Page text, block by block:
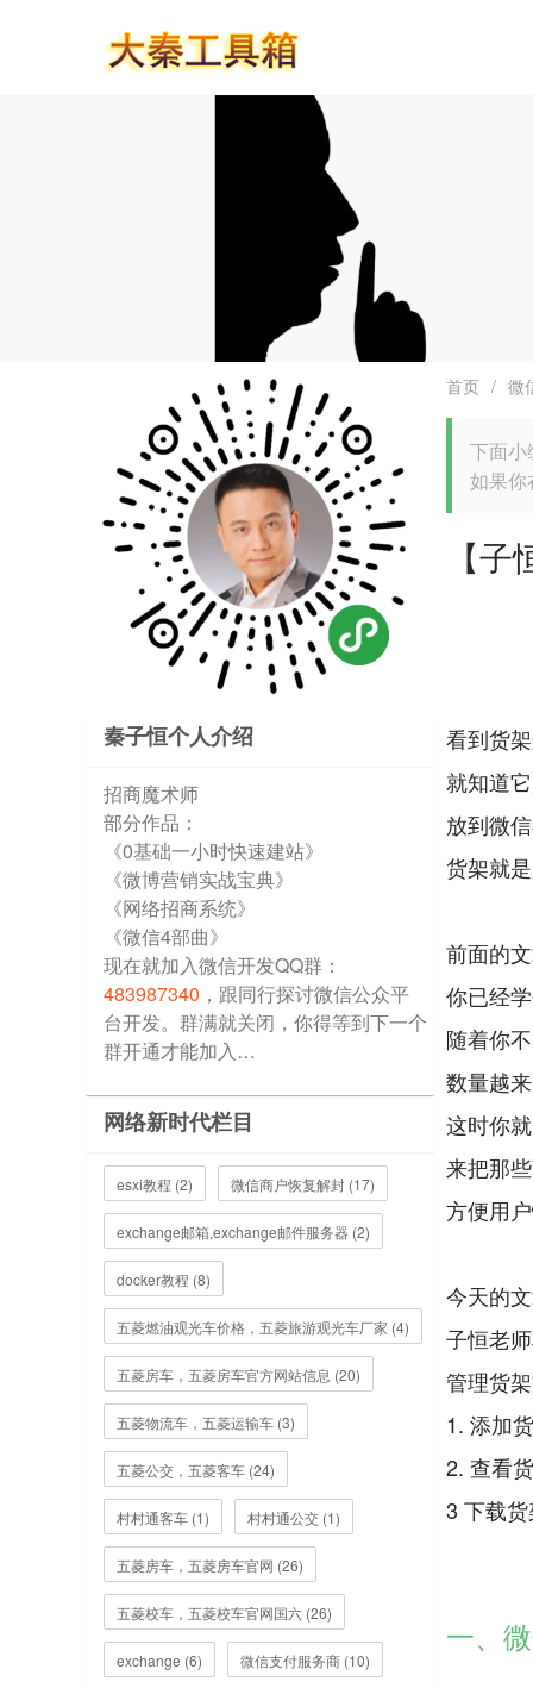
秦子恒个人介绍
招商魔术师
部分作品：
《0基础一小时快速建站》
《微博营销实战宝典》
《网络招商系统》
《微信4部曲》
现在就加入微信开发QQ群：
483987340 ，跟同行探讨微信公众平
台开发。群满就关闭，你得等到下一个
群开通才能加入…
网络新时代栏目
esxi教程 (2) 微信商户恢复解封 (17)
exchange邮箱,exchange邮件服务器 (2)
docker教程 (8)
五菱燃油观光车价格，五菱旅游观光车厂家 (4)
五菱房车，五菱房车官方网站信息 (20)
五菱物流车，五菱运输车 (3)
五菱公交，五菱客车 (24)
村村通客车 (1) 村村通公交 (1)
五菱房车，五菱房车官网 (26)
五菱校车，五菱校车官网国六 (26)
exchange (6) 微信支付服务商 (10)
首页 / 微
下面小
如果你
【
看到货
就知道
放到微
货架就
前面的
你已经
随着你
数量越
这时你
来把那
方便用
今天的
子恒老
管理货
1. 添加
2. 查看
3 下载
一、